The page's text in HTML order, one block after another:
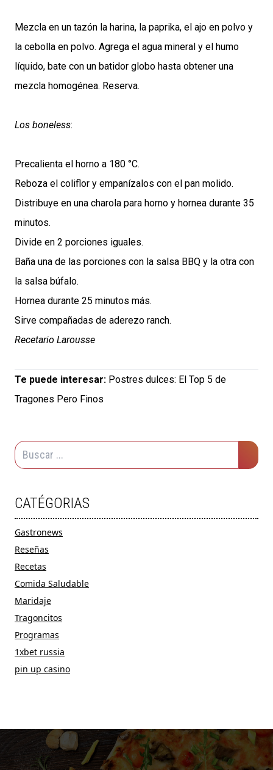
Mezcla en un tazón la harina, la paprika, el ajo en polvo y
la cebolla en polvo. Agrega el agua mineral y el humo
líquido, bate con un batidor globo hasta obtener una
mezcla homogénea. Reserva.
Los boneless:
Precalienta el horno a 180 °C.
Reboza el coliflor y empanízalos con el pan molido.
Distribuye en una charola para horno y hornea durante 35
minutos.
Divide en 2 porciones iguales.
Baña una de las porciones con la salsa BBQ y la otra con
la salsa búfalo.
Hornea durante 25 minutos más.
Sirve compañadas de aderezo ranch.
Recetario Larousse
Te puede interesar: Postres dulces: El Top 5 de
Tragones Pero Finos
CATÉGORIAS
Gastronews
Reseñas
Recetas
Comida Saludable
Maridaje
Tragoncitos
Programas
1xbet russia
pin up casino